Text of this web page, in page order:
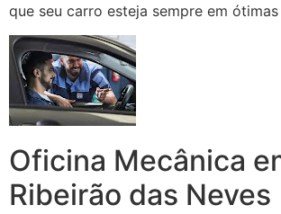
que seu carro esteja sempre em
Oficina Mecânica
Ribeirão das Neves